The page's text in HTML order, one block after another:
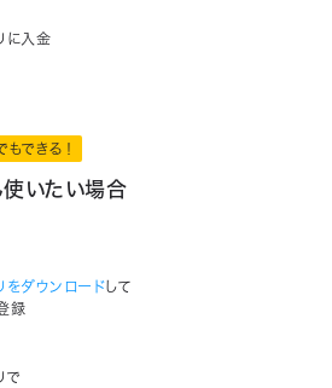
に入金
もできる！
使いたい場合
をダウンロードして
録
で